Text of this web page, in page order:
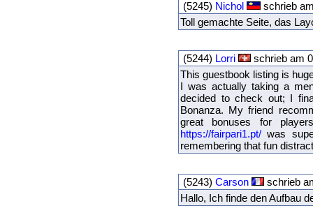
(5245) Nichol
schrieb
Toll gemachte Seite, das
(5244) Lorri
schrieb am
This guestbook listing is
I was actually taking a
decided to check out; I
Bonanza. My friend
great bonuses for
https://fairpari1.pt/ was
remembering that fun
(5243) Carson
schrieb
Hallo, Ich finde den Aufbau